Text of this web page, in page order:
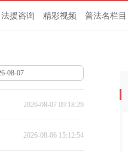
法援咨询 精彩视频 普法名栏目
2026-08-07 09:18:29
2026-08-06 15:12:54